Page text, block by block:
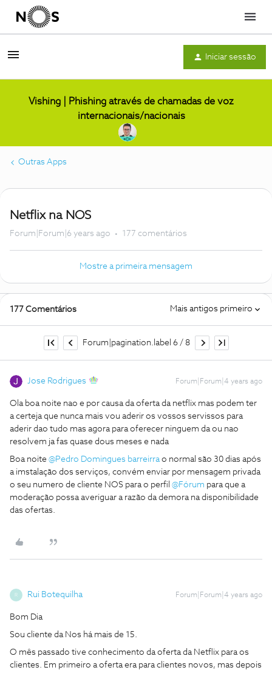
Menu
Iniciar sessão
Vishing | Phishing através de chamadas de voz
internacionais/nacionais
Outras Apps
Netflix na NOS
Forum|Forum|6 years ago 177 comentários
Mostre a primeira mensagem
177 Comentários Mais antigos primeiro
Forum|pagination.label 6 / 8
Jose Rodrigues Forum|Forum|4 years ago
Ola boa noite nao e por causa da oferta da netflix mas podem ter
a certeja que nunca mais vou aderir os vossos servissos para
aderir dao tudo mas agora para oferecer ninguem da ou nao
resolvem ja fas quase dous meses e nada
Boa noite @Pedro Domingues barreirrao normal são 30 dias após
a imstalação dos serviços, convém enviar por mensagem privada
o seu numero de cliente NOS para o perfil @Fórum para que a
moderação possa averiguar a razão da demora na disponibilidade
das ofertas.
R Rui Botequilha Forum|Forum|4 years ago
Bom Dia
Sou cliente da Nos há mais de 15.
O mês passado tive conhecimento da oferta da Netflix para os
clientes. Em primeiro a oferta era para clientes novos, mas depois